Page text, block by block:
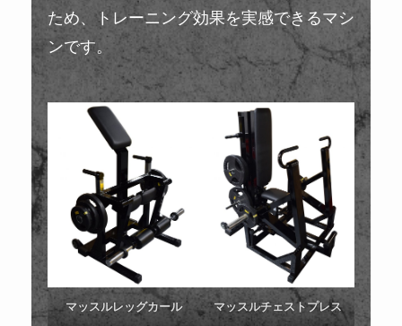
ため、トレーニング効果を実感できるマシ
ンです。
マッスルレッグカール マッスルチェストプレス